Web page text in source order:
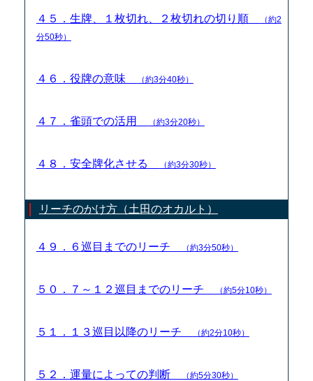
４５．生牌、１枚切れ、２枚切れの切り順
（約2
分50秒）
４６．役牌の意味 （約3分40秒）
４７．雀頭での活用 （約3分20秒）
４８．安全牌化させる （約3分30秒）
リーチのかけ方（土田のオカルト）
４９．６巡目までのリーチ （約3分50秒）
５０．７～１２巡目までのリーチ （約5分10秒）
５１．１３巡目以降のリーチ （約2分10秒）
５２．運量によっての判断 （約5分30秒）